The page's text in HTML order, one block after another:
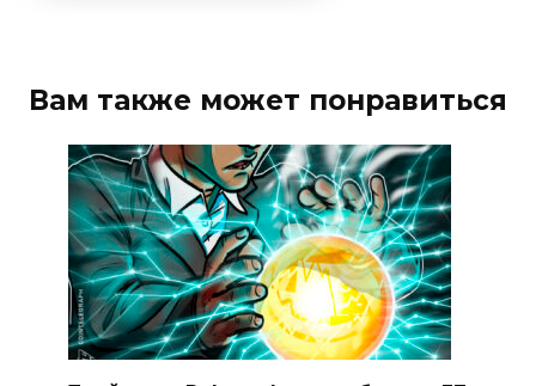
Вам также может понравиться